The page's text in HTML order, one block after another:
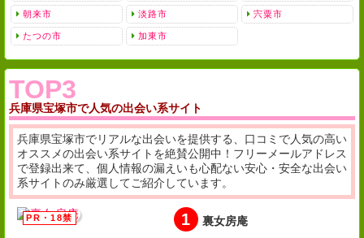
朝来市 淡路市 宍粟市
たつの市 加東市
TOP3
兵庫県宝塚市で人気の出会い系サイト
兵庫県宝塚市でリアルな出会いを提供する、口コミで人気の高い
オススメの出会い系サイトを絶賛公開中！フリーメールアドレス
で登録出来て、個人情報の漏えいも心配ない安心・安全な出会い
系サイトのみ厳選してご紹介しています。
1
裏女房庵